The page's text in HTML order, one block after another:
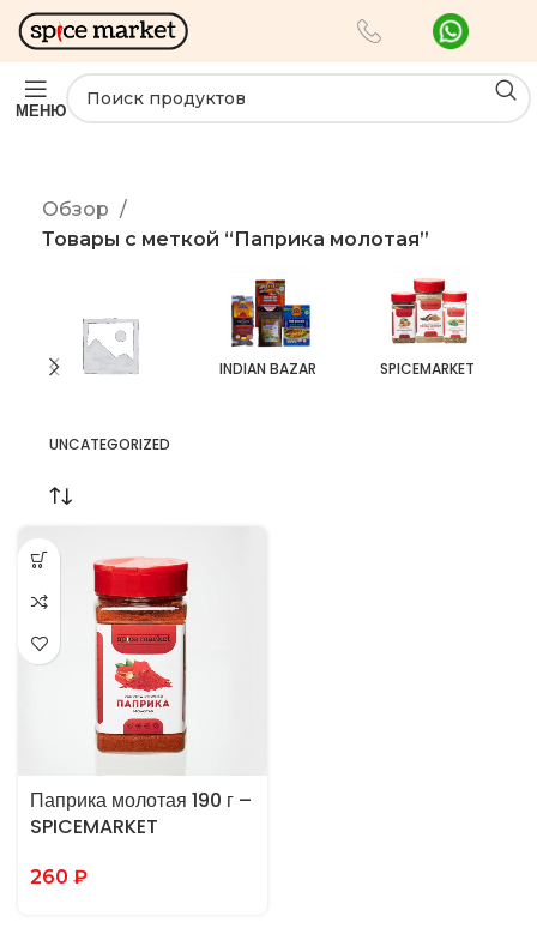
МЕНЮ
Обзор
Товары с меткой “Паприка молотая”
UNCATEGORIZED
INDIAN BAZAR SPICEMARKET
Паприка молотая 190 г –
SPICEMARKET
260 ₽